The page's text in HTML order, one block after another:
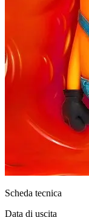
Scheda tecnica
Data di uscita